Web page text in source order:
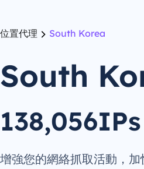
位置代理 South Korea
South
138,056IPs
增強您的網絡抓取活動，